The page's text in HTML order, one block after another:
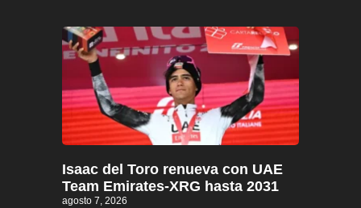
Isaac del Toro renueva con UAE
Team Emirates-XRG hasta 2031
agosto 7, 2026